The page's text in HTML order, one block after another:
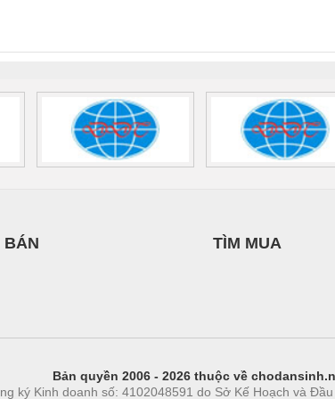
BÁN TÌM MUA
Bản quyền 2006 - 2026 thuộc về
ký Kinh doanh số: 4102048591 do Sở Kế Hoạch và